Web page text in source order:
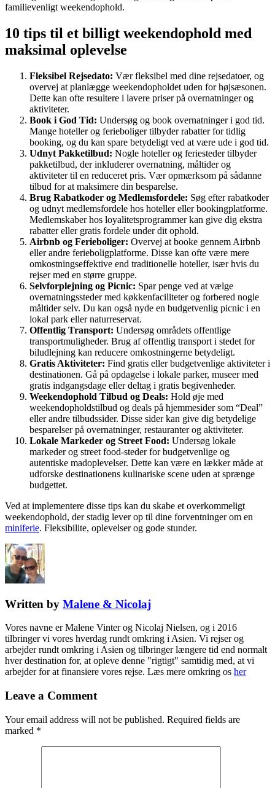
familievenligt weekendophold.
10 tips til et billigt weekendophold med
maksimal oplevelse
Fleksibel Rejsedato: Vær fleksibel med dine rejsedatoer, og
overvej at planlægge weekendopholdet uden for højsæsonen.
Dette kan ofte resultere i lavere priser på overnatninger og
aktiviteter.
Book i God Tid: Undersøg og book overnatninger i god tid.
Mange hoteller og ferieboliger tilbyder rabatter for tidlig
booking, og du kan spare betydeligt ved at være ude i god tid.
Udnyt Pakketilbud: Nogle hoteller og feriesteder tilbyder
pakketilbud, der inkluderer overnatning, måltider og
aktiviteter til en reduceret pris. Vær opmærksom på sådanne
tilbud for at maksimere din besparelse.
Brug Rabatkoder og Medlemsfordele: Søg efter rabatkoder
og udnyt medlemsfordele hos hoteller eller bookingplatforme.
Medlemskaber hos loyalitetsprogrammer kan give dig ekstra
rabatter eller gratis fordele under dit ophold.
Airbnb og Ferieboliger: Overvej at booke gennem Airbnb
eller andre ferieboligplatforme. Disse kan ofte være mere
omkostningseffektive end traditionelle hoteller, især hvis du
rejser med en større gruppe.
Selvforplejning og Picnic: Spar penge ved at vælge
overnatningssteder med køkkenfaciliteter og forbered nogle
måltider selv. Du kan også nyde en budgetvenlig picnic i en
lokal park eller naturreservat.
Offentlig Transport: Undersøg områdets offentlige
transportmuligheder. Brug af offentlig transport i stedet for
biludlejning kan reducere omkostningerne betydeligt.
Gratis Aktiviteter: Find gratis eller budgetvenlige aktiviteter i
destinationen. Gå på opdagelse i lokale parker, museer med
gratis indgangsdage eller deltag i gratis begivenheder.
Weekendophold Tilbud og Deals: Hold øje med
weekendopholdstilbud og deals på hjemmesider som “Deal”
eller andre tilbudssider. Disse sider kan give dig betydelige
besparelser på overnatninger, restauranter og aktiviteter.
Lokale Markeder og Street Food: Undersøg lokale
markeder og street food-steder for budgetvenlige og
autentiske madoplevelser. Dette kan være en lækker måde at
udforske destinationens kulinariske scene uden at sprænge
budgettet.
Ved at implementere disse tips kan du skabe et overkommeligt
weekendophold, der stadig lever op til dine forventninger om en
miniferie. Fleksibilite, oplevelser og gode stunder.
Written by Malene & Nicolaj
Vores navne er Malene Vinter og Nicolaj Nielsen, og i 2016
tilbringer vi vores hverdag rundt omkring i Asien. Vi rejser og
arbejder rundt omkring i Asien og tilbringer længere tid end normalt
hver destination for, at opleve denne "rigtigt" samtidig med, at vi
arbejder for at finansiere vores rejse. Læs mere omkring os her
Leave a Comment
Your email address will not be published. Required fields are
marked *